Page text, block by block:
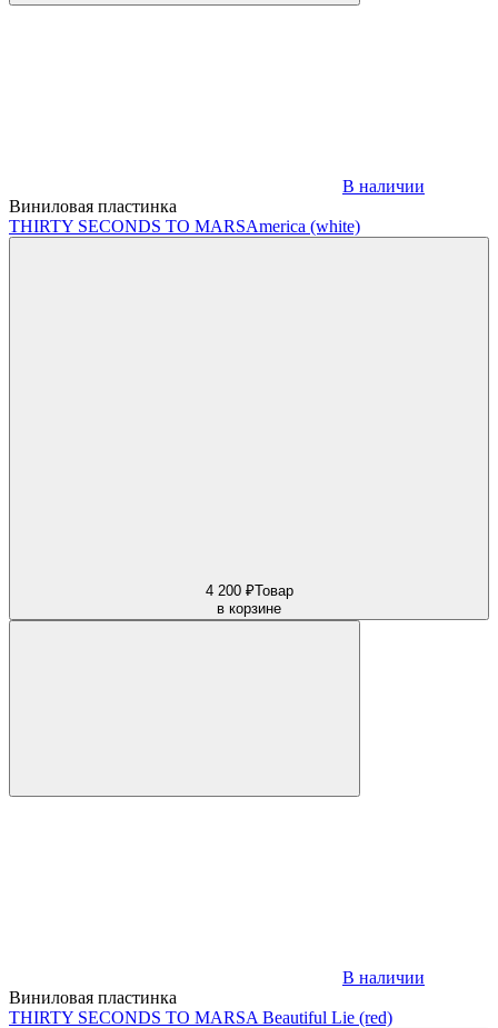
В наличии
Виниловая пластинка
THIRTY SECONDS TO MARSAmerica (white)
4 200 ₽Товар
в корзине
В наличии
Виниловая пластинка
THIRTY SECONDS TO MARSA Beautiful Lie (red)